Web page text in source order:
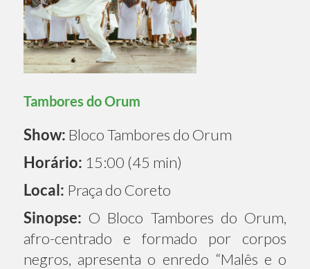
Tambores do Orum
Show: Bloco Tambores do Orum
Horário: 15:00 (45 min)
Local: Praça do Coreto
Sinopse: O Bloco Tambores do Orum,
afro-centrado e formado por corpos
negros, apresenta o enredo “Malês e o